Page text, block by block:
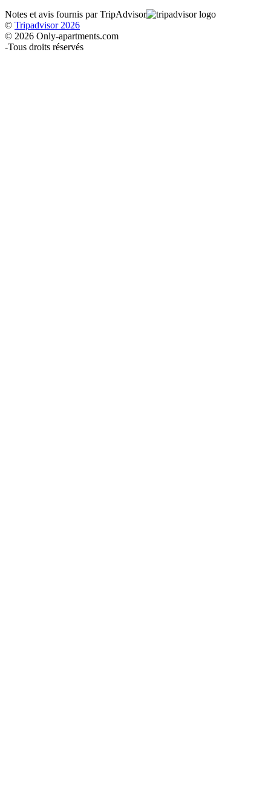
Notes et avis fournis par TripAdvisor
© Tripadvisor 2026
© 2026 Only-apartments.com
-Tous droits réservés